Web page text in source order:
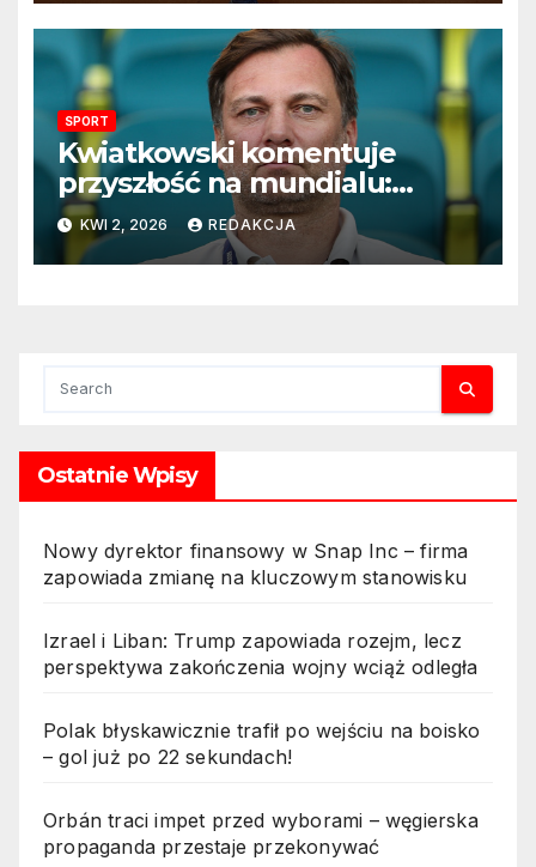
SPORT
Kwiatkowski komentuje
przyszłość na mundialu:
„Rozważamy rezygnację”
KWI 2, 2026 REDAKCJA
Ostatnie Wpisy
Nowy dyrektor finansowy w Snap Inc – firma
zapowiada zmianę na kluczowym stanowisku
Izrael i Liban: Trump zapowiada rozejm, lecz
perspektywa zakończenia wojny wciąż odległa
Polak błyskawicznie trafił po wejściu na boisko
– gol już po 22 sekundach!
Orbán traci impet przed wyborami – węgierska
propaganda przestaje przekonywać